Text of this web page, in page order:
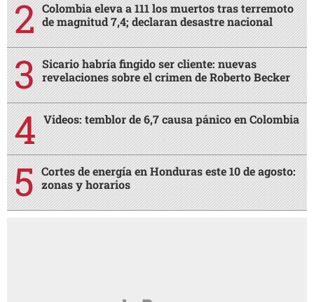
Colombia eleva a 111 los muertos tras terremoto
de magnitud 7,4; declaran desastre nacional
Sicario habría fingido ser cliente: nuevas
revelaciones sobre el crimen de Roberto Becker
Videos: temblor de 6,7 causa pánico en Colombia
Cortes de energía en Honduras este 10 de agosto:
zonas y horarios